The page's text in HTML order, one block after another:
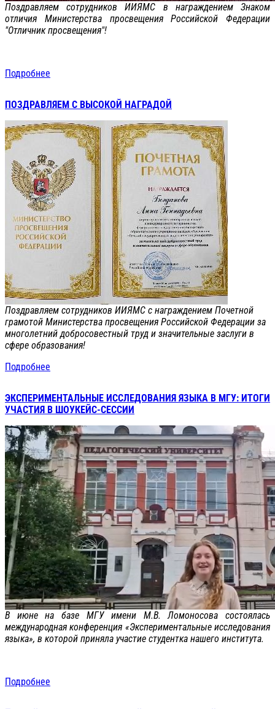
Поздравляем сотрудников ИИЯМС в награждением Знаком
отличия Министерства просвещения Российской Федерации
"Отличник просвещения"!
Подробнее
ПОЗДРАВЛЯЕМ С ВЫСОКОЙ НАГРАДОЙ
Поздравляем сотрудников ИИЯМС с награждением Почетной
грамотой Министерства просвещения Российской Федерации за
многолетний добросовестный труд и значительные заслуги в
сфере образования!
Подробнее
ЭКСПЕРИМЕНТАЛЬНЫЕ ИССЛЕДОВАНИЯ ЯЗЫКА В МГУ: ИТОГИ
УЧАСТИЯ В ШОУКЕЙС-СЕССИИ
В июне на базе МГУ имени М.В. Ломоносова состоялась
международная конференция «Экспериментальные исследования
языка», в которой приняла участие студентка нашего института.
Подробнее